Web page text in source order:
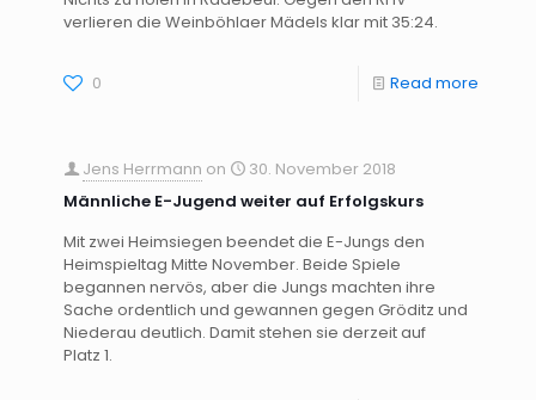
verlieren die Weinböhlaer Mädels klar mit 35:24.
0 Read more
Jens Herrmann on
30. November 2018
Männliche E-Jugend weiter auf Erfolgskurs
Mit zwei Heimsiegen beendet die E-Jungs den
Heimspieltag Mitte November. Beide Spiele
begannen nervös, aber die Jungs machten ihre
Sache ordentlich und gewannen gegen Gröditz und
Niederau deutlich. Damit stehen sie derzeit auf
Platz 1.